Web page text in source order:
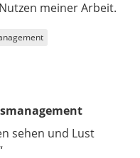
meiner Arbeit.
sehen und Lust